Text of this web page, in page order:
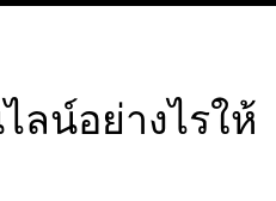
ลน์อย่างไรให้